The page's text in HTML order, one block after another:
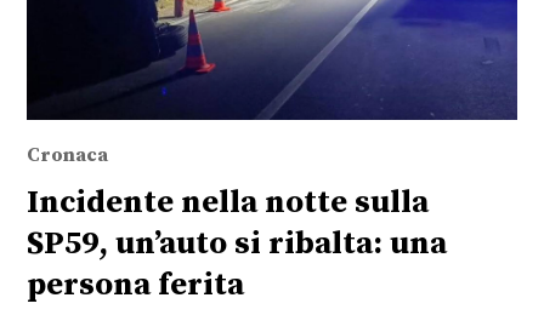
Cronaca
Incidente nella notte sulla
SP59, un’auto si ribalta: una
persona ferita